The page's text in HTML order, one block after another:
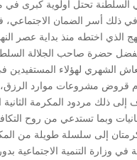
السلطنة تحتل أولوية كبرى في
في ذلك أسر الضمان
الذي اختطه منذ بداية عصر
حضرة صاحب الجلالة
الشهري لهؤلاء
ذلك مردود المكرمة الثانية
وبما تستدعي من روح
إلى سلسلة طويلة من
في وزارة التنمية